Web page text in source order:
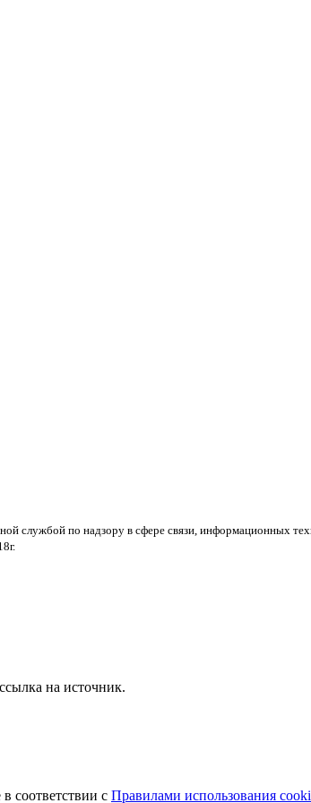
службой по надзору в сфере связи, информационных
на источник.
соответствии с Правилами использования